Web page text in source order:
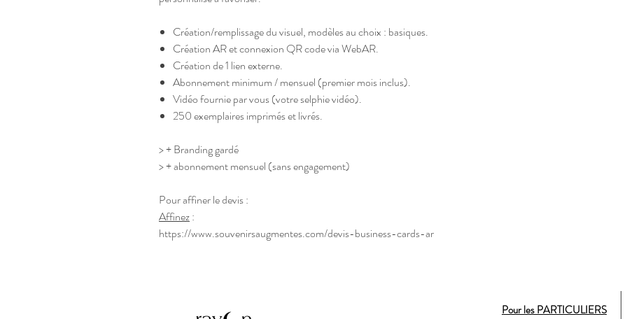
Création/remplissage du visuel, modèles au choix : basiques.
Création AR et connexion QR code via WebAR.
Création de 1 lien externe.
Abonnement minimum / mensuel (premier mois inclus).
Vidéo fournie par vous (votre selphie vidéo).
250 exemplaires imprimés et livrés.
> + Branding gardé
> + abonnement mensuel (sans engagement)
Pour affiner le devis :
Affinez:
https://www.souvenirsaugmentes.com/devis-business-cards-ar
Pour les PARTICULIERS